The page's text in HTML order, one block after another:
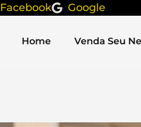
Facebook Google
Home Venda Seu